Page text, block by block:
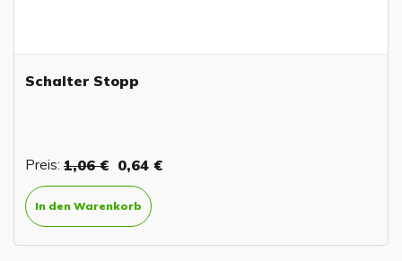
Schalter Stopp
Preis: 1,06 € 0,64 €
In den Warenkorb